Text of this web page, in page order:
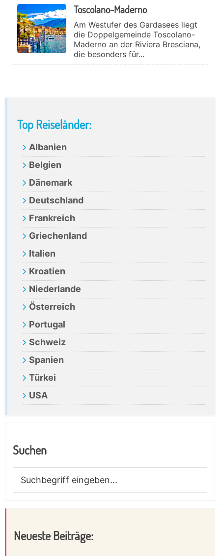
Toscolano-Maderno
Am Westufer des Gardasees liegt
die Doppelgemeinde Toscolano-
Maderno an der Riviera Bresciana,
die besonders für...
Primary
Sidebar
Top Reiseländer:
Albanien
Belgien
Dänemark
Deutschland
Frankreich
Griechenland
Italien
Kroatien
Niederlande
Österreich
Portugal
Schweiz
Spanien
Türkei
USA
Suchen
eingeben...
Neueste Beiträge: